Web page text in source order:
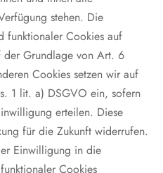
stehen. Die
funktionaler Cookies auf
der Grundlage von Art. 6
Cookies setzen wir auf
1 lit. a) DSGVO ein, sofern
erteilen. Diese
für die Zukunft widerrufen.
Einwilligung in die
Cookies